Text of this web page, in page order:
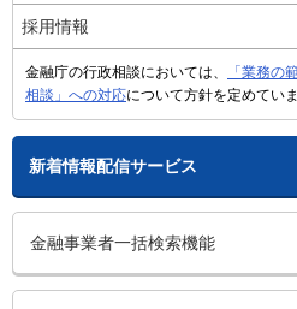
採用情報
金融庁の行政相談においては、
「業務の
相談」への対応について方針を定めていま
新着情報配信サービス
金融事業者一括検索機能